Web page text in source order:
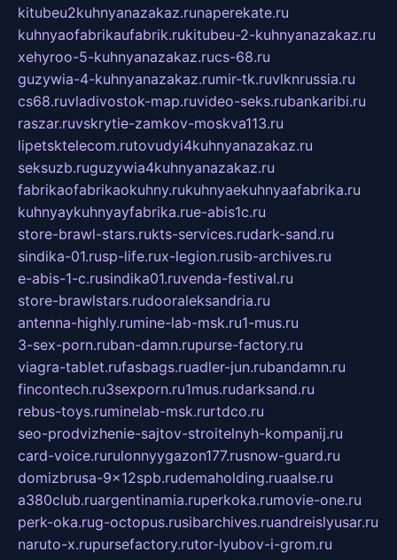
kitubeu2kuhnyanazakaz.runaperekate.ru
kuhnyaofabrikaufabrik.rukitubeu-2-kuhnyanazakaz.ru
xehyroo-5-kuhnyanazakaz.rucs-68.ru
guzywia-4-kuhnyanazakaz.rumir-tk.ruvlknrussia.ru
cs68.ruvladivostok-map.ruvideo-seks.rubankaribi.ru
raszar.ruvskrytie-zamkov-moskva113.ru
lipetsktelecom.rutovudyi4kuhnyanazakaz.ru
seksuzb.ruguzywia4kuhnyanazakaz.ru
fabrikaofabrikaokuhny.rukuhnyaekuhnyaafabrika.ru
kuhnyaykuhnyayfabrika.rue-abis1c.ru
store-brawl-stars.rukts-services.rudark-sand.ru
sindika-01.rusp-life.rux-legion.rusib-archives.ru
e-abis-1-c.rusindika01.ruvenda-festival.ru
store-brawlstars.rudooraleksandria.ru
antenna-highly.rumine-lab-msk.ru1-mus.ru
3-sex-porn.ruban-damn.rupurse-factory.ru
viagra-tablet.rufasbags.ruadler-jun.rubandamn.ru
fincontech.ru3sexporn.ru1mus.rudarksand.ru
rebus-toys.ruminelab-msk.rurtdco.ru
seo-prodvizhenie-sajtov-stroitelnyh-kompanij.ru
card-voice.rurulonnyygazon177.rusnow-guard.ru
domizbrusa-9x12spb.rudemaholding.ruaalse.ru
a380club.ruargentinamia.ruperkoka.rumovie-one.ru
perk-oka.rug-octopus.rusibarchives.ruandreislyusar.ru
naruto-x.rupursefactory.rutor-lyubov-i-grom.ru